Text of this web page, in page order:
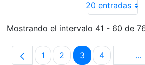
20 entradas
Mostrando el intervalo 41 - 60 de
Página
1 Página
2 Página
3 Página
4 ...